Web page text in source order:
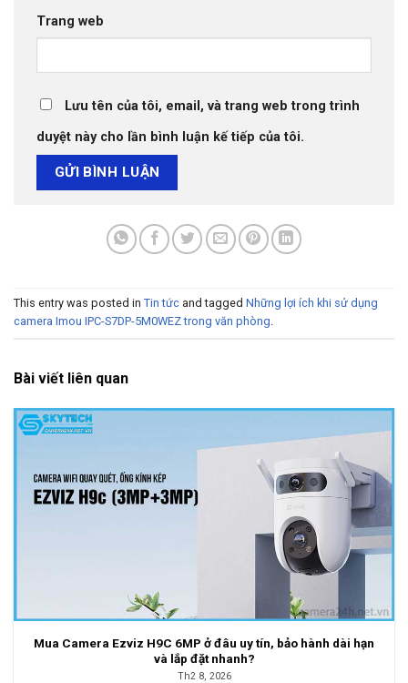
Trang web
Lưu tên của tôi, email, và trang web trong trình
duyệt này cho lần bình luận kế tiếp của tôi.
This entry was posted in Tin tức and tagged Những lợi ích khi sử dụng
camera Imou IPC-S7DP-5M0WEZ trong văn phòng.
Bài viết liên quan
Mua Camera Ezviz H9C 6MP ở đâu uy tín, bảo hành dài hạn
và lắp đặt nhanh?
Th2 8, 2026